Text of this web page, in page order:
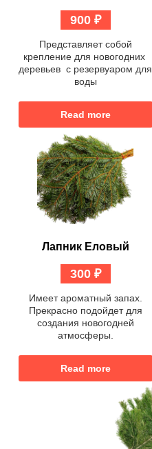
900 ₽
Представляет собой
крепление для новогодних
деревьев с резервуаром для
воды
Read more
Лапник Еловый
300 ₽
Имеет ароматный запах.
Прекрасно подойдет для
создания новогодней
атмосферы.
Read more